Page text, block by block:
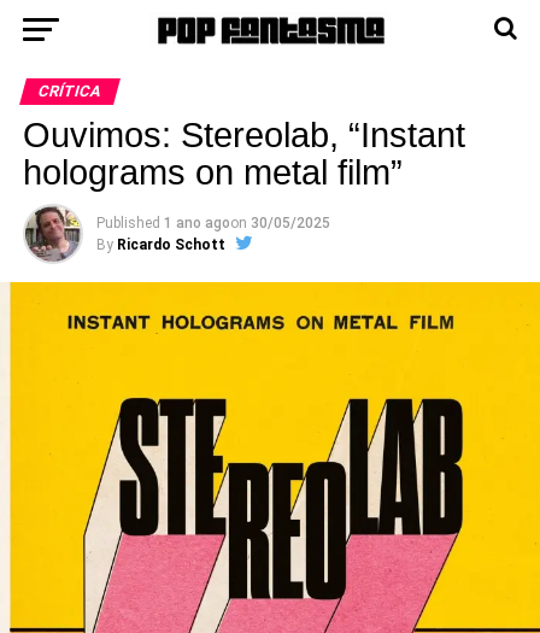
CRÍTICA
Ouvimos: Stereolab, “Instant
holograms on metal film”
Published 1 ano agoon 30/05/2025
By Ricardo Schott